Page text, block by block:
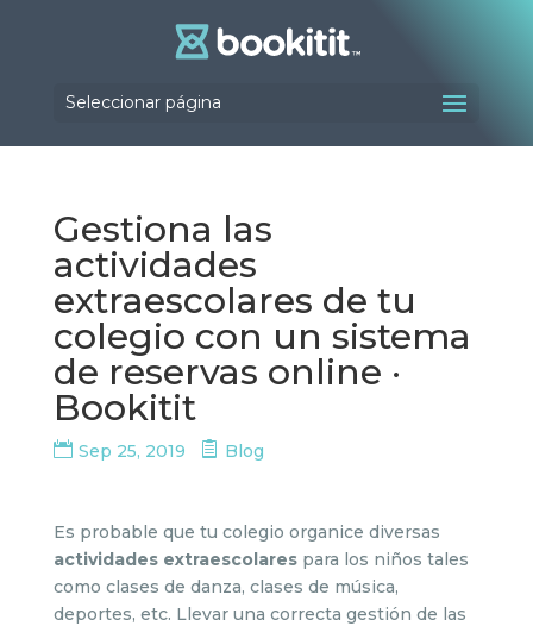
Seleccionar página
Gestiona las
actividades
extraescolares de tu
colegio con un sistema
de reservas online ·
Bookitit
Sep 25, 2019 Blog
Es probable que tu colegio organice diversas
actividades extraescolarespara los niños tales
como clases de danza, clases de música,
deportes, etc. Llevar una correcta gestión de las